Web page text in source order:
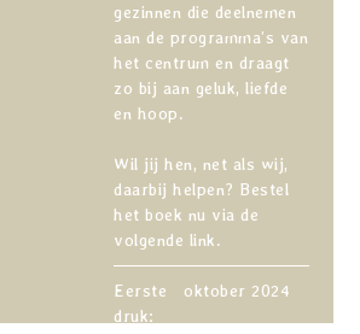
gezinnen die deelnemen
aan de programma’s van
het centrum en draagt
zo bij aan geluk, liefde
en hoop.
Wil jij hen, net als wij,
daarbij helpen? Bestel
het boek nu via de
volgende link.
Eerste
druk:
oktober 2024